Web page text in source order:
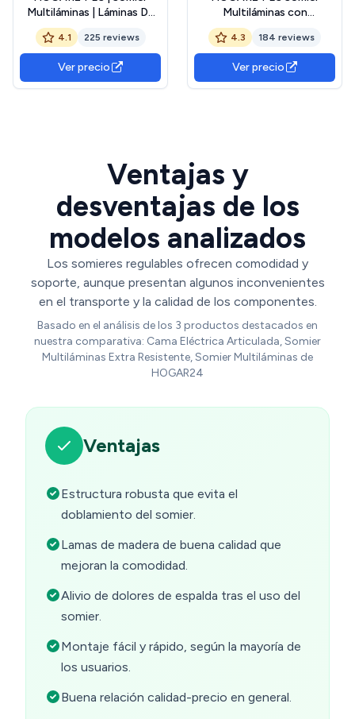
Multiláminas | Láminas De
Haya Antideslizantes |
Regulación Lumbar | Incluye
Juego de Patas de 25 cm |
Medidas: 150x190 cm
4.1 225 reviews
Ver precio
Multiláminas con
Regulación Lumbar + 5
Patas Cilíndricas de 26cm,
150x190 cm
4.3 184 reviews
Ver precio
Ventajas y
desventajas de los
modelos analizados
Los somieres regulables ofrecen comodidad y
soporte, aunque presentan algunos inconvenientes
en el transporte y la calidad de los componentes.
Basado en el análisis de los 3 productos destacados en
nuestra comparativa: Cama Eléctrica Articulada, Somier
Multiláminas Extra Resistente, Somier Multiláminas de
HOGAR24
Ventajas
Estructura robusta que evita el
doblamiento del somier.
Lamas de madera de buena calidad que
mejoran la comodidad.
Alivio de dolores de espalda tras el uso del
somier.
Montaje fácil y rápido, según la mayoría de
los usuarios.
Buena relación calidad-precio en general.